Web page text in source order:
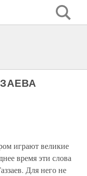
играют великие
время эти слова
Для него не